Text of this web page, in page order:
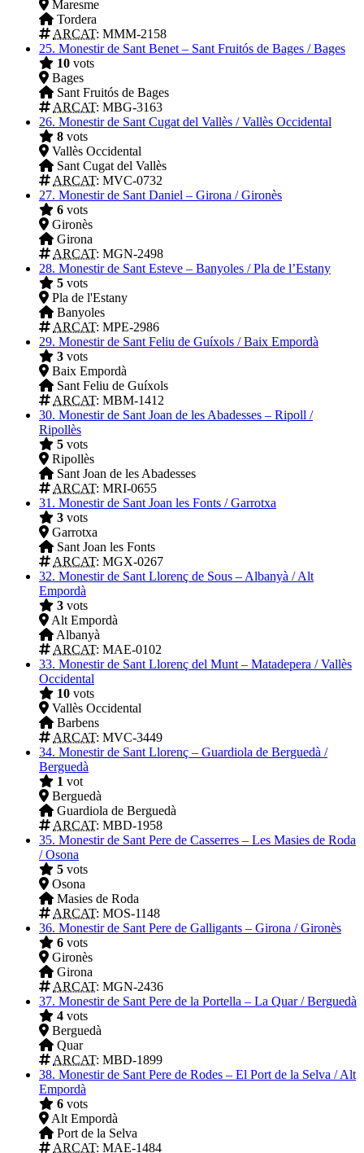
Maresme
Tordera
ARCAT: MMM-2158
25. Monestir de Sant Benet – Sant Fruitós de Bages / Bages
10 vots
Bages
Sant Fruitós de Bages
ARCAT: MBG-3163
26. Monestir de Sant Cugat del Vallès / Vallès Occidental
8 vots
Vallès Occidental
Sant Cugat del Vallès
ARCAT: MVC-0732
27. Monestir de Sant Daniel – Girona / Gironès
6 vots
Gironès
Girona
ARCAT: MGN-2498
28. Monestir de Sant Esteve – Banyoles / Pla de l’Estany
5 vots
Pla de l'Estany
Banyoles
ARCAT: MPE-2986
29. Monestir de Sant Feliu de Guíxols / Baix Empordà
3 vots
Baix Empordà
Sant Feliu de Guíxols
ARCAT: MBM-1412
30. Monestir de Sant Joan de les Abadesses – Ripoll /
Ripollès
5 vots
Ripollès
Sant Joan de les Abadesses
ARCAT: MRI-0655
31. Monestir de Sant Joan les Fonts / Garrotxa
3 vots
Garrotxa
Sant Joan les Fonts
ARCAT: MGX-0267
32. Monestir de Sant Llorenç de Sous – Albanyà / Alt
Empordà
3 vots
Alt Empordà
Albanyà
ARCAT: MAE-0102
33. Monestir de Sant Llorenç del Munt – Matadepera / Vallès
Occidental
10 vots
Vallès Occidental
Barbens
ARCAT: MVC-3449
34. Monestir de Sant Llorenç – Guardiola de Berguedà /
Berguedà
1 vot
Berguedà
Guardiola de Berguedà
ARCAT: MBD-1958
35. Monestir de Sant Pere de Casserres – Les Masies de Roda
/ Osona
5 vots
Osona
Masies de Roda
ARCAT: MOS-1148
36. Monestir de Sant Pere de Galligants – Girona / Gironès
6 vots
Gironès
Girona
ARCAT: MGN-2436
37. Monestir de Sant Pere de la Portella – La Quar / Berguedà
4 vots
Berguedà
Quar
ARCAT: MBD-1899
38. Monestir de Sant Pere de Rodes – El Port de la Selva / Alt
Empordà
6 vots
Alt Empordà
Port de la Selva
ARCAT: MAE-1484